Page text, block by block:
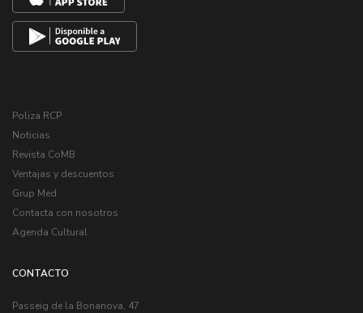
Poliza RCP
Noticias
Revista CoMB
Ventajas y descuentos
Grup Med
Contacta con nosotros
Agenda Cultural
CONTACTO
Passeig de la Bonanova, 47